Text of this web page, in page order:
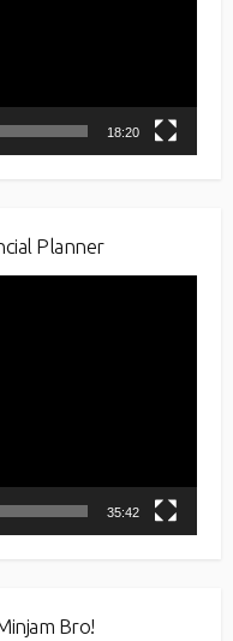
18:20
Planner
35:42
Bro!